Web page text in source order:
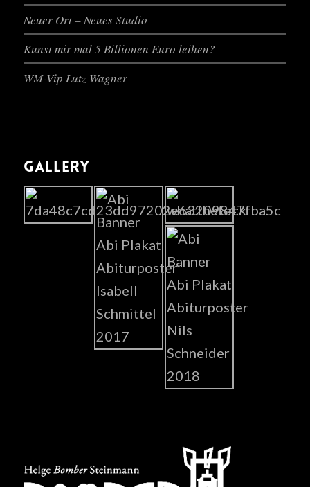
Neuer Ort – Neues Studio
Kunst mir mal 5 Billionen Euro leihen?
WM-Vip Lutz Wagner
GALLERY